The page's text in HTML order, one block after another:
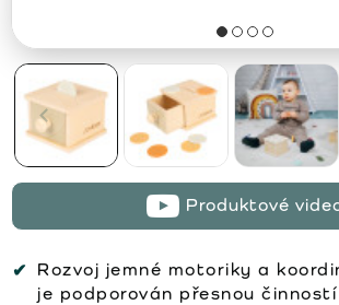
Produktové
Rozvoj jemné motoriky a
je podporován přesnou